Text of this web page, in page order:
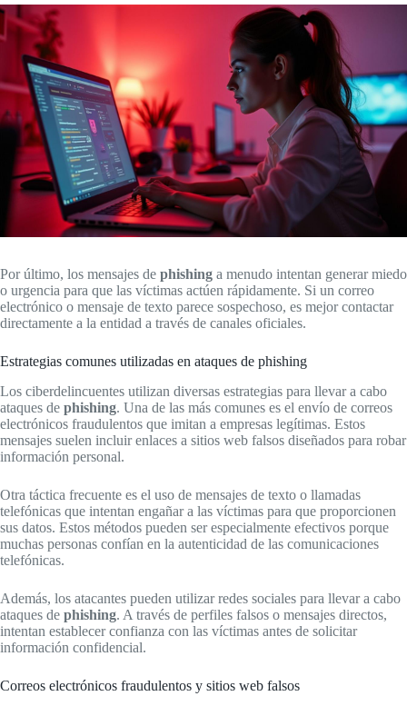
Por último, los mensajes de phishing a menudo intentan generar miedo
o urgencia para que las víctimas actúen rápidamente. Si un correo
electrónico o mensaje de texto parece sospechoso, es mejor contactar
directamente a la entidad a través de canales oficiales.
Estrategias comunes utilizadas en ataques de phishing
Los ciberdelincuentes utilizan diversas estrategias para llevar a cabo
ataques de phishing. Una de las más comunes es el envío de correos
electrónicos fraudulentos que imitan a empresas legítimas. Estos
mensajes suelen incluir enlaces a sitios web falsos diseñados para robar
información personal.
Otra táctica frecuente es el uso de mensajes de texto o llamadas
telefónicas que intentan engañar a las víctimas para que proporcionen
sus datos. Estos métodos pueden ser especialmente efectivos porque
muchas personas confían en la autenticidad de las comunicaciones
telefónicas.
Además, los atacantes pueden utilizar redes sociales para llevar a cabo
ataques de phishing. A través de perfiles falsos o mensajes directos,
intentan establecer confianza con las víctimas antes de solicitar
información confidencial.
Correos electrónicos fraudulentos y sitios web falsos